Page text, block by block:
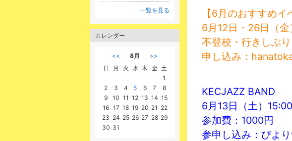
【6月のおすすめイ
6月12日・26日（
不登校・行きしぶ
申し込み：
KECJAZZ BAND
6月13日（土）
参加費：1000円
参申し込み：びより
一覧を見る
カレンダー
<< 8月
>>
日
月 火 水 木 金 土
1
2
3 4 5 6 7
8
9
10 11 12 13 14 15
16 17 18 19 20 21 22
23 24 25 26 27 28 29
30 31